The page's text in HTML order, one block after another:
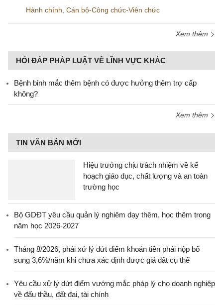
Hành chính Cán bộ-Công chức-Viên chức
Xem thêm
HỎI ĐÁP PHÁP LUẬT VỀ LĨNH VỰC KHÁC
Bệnh binh mắc thêm bệnh có được hưởng thêm trợ cấp
không?
Xem thêm
TIN VĂN BẢN MỚI
Hiệu trưởng chịu trách nhiệm về kế
hoạch giáo dục, chất lượng và an toàn
trường học
Bộ GDĐT yêu cầu quản lý nghiêm dạy thêm, học thêm trong
năm học 2026-2027
Tháng 8/2026, phải xử lý dứt điểm khoản tiền phải nộp bổ
sung 3,6%/năm khi chưa xác định được giá đất cụ thể
Yêu cầu xử lý dứt điểm vướng mắc pháp lý cho doanh nghiệp
về đấu thầu, đất đai, tài chính